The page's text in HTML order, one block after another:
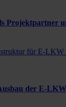
Projektpartner
der E-